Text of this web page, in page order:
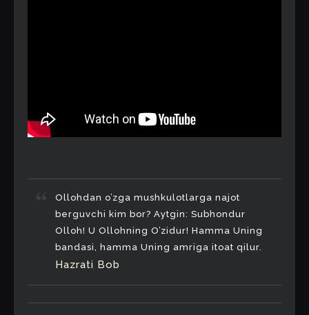
Оllоhdаn o’zgа mushkulоtlаrgа nаjоt
berguvchi kim bоr? Аytgin: Subhоndur
Оllоh! U Оllоhning O’zidur! Hаmmа Uning
bаndаsi, hаmmа Uning аmrigа itоаt qilur.
Hаzrаti Bоb